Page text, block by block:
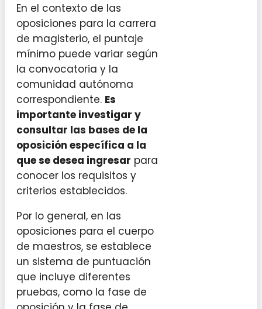
En el contexto de las
oposiciones para la carrera
de magisterio, el puntaje
mínimo puede variar según
la convocatoria y la
comunidad autónoma
correspondiente. Es
importante investigar y
consultar las bases de la
oposición específica a la
que se desea ingresar para
conocer los requisitos y
criterios establecidos.
Por lo general, en las
oposiciones para el cuerpo
de maestros, se establece
un sistema de puntuación
que incluye diferentes
pruebas, como la fase de